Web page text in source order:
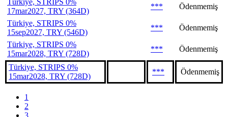
Türkiye, STRIPS 0%
17mar2027, TRY (364D)
***
Ödenmemiş
Türkiye, STRIPS 0%
15sep2027, TRY (546D)
***
Ödenmemiş
Türkiye, STRIPS 0%
15mar2028, TRY (728D)
*** Ödenmemiş
Türkiye, STRIPS 0%
15mar2028, TRY (728D)
*** Ödenmemiş
1
2